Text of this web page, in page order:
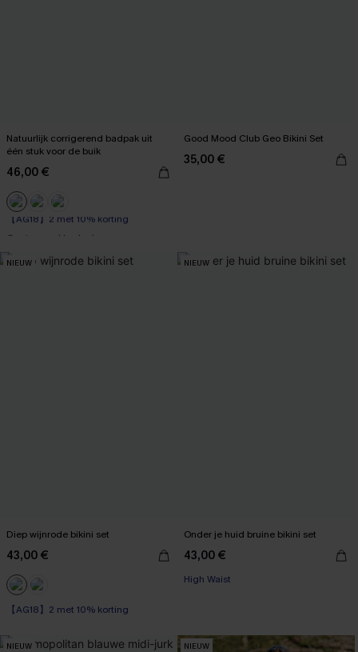
Natuurlijk corrigerend badpak uit
één stuk voor de buik
46,00 €
【AG18】2 met 10% korting
Corrigerend badpak
Good Mood Club Geo Bikini Set
35,00 €
NIEUW
Diep wijnrode bikini set
43,00 €
【AG18】2 met 10% korting
NIEUW
Onder je huid bruine bikini set
43,00 €
High Waist
NIEUW NIEUW